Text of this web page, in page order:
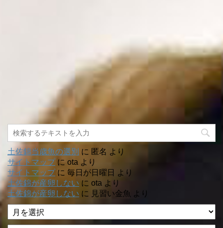
土佐錦当歳魚の選別 に 匿名 より
サイトマップに ota より
サイトマップに 毎日が日曜日 より
土佐錦が産卵しない に ota より
土佐錦が産卵しない に 見習い金魚 より
ア
ー